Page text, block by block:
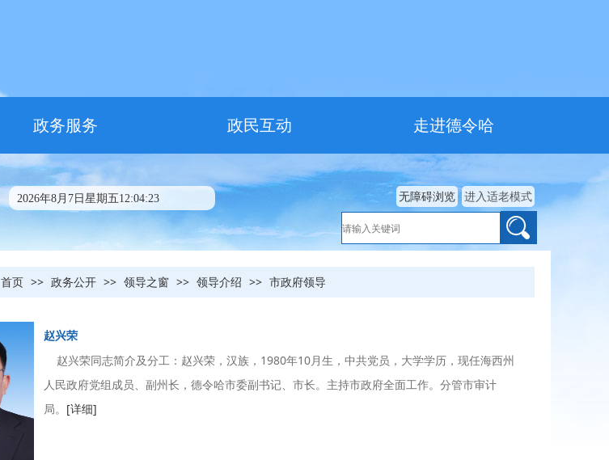
政务服务 政民互动 走进德令哈
2026年8月7日星期五12:04:23 进入适老模式
无障碍浏览
首页 >> 政务公开 >> 领导之窗 >> 领导介绍 >> 市政府领导
赵兴荣
赵兴荣同志简介及分工：赵兴荣，汉族，1980年10月生，中共党员，大学学历，现任海西州
人民政府党组成员、副州长，德令哈市委副书记、​市长。主持市政府全面工作。分管市审计
局。 [详细]